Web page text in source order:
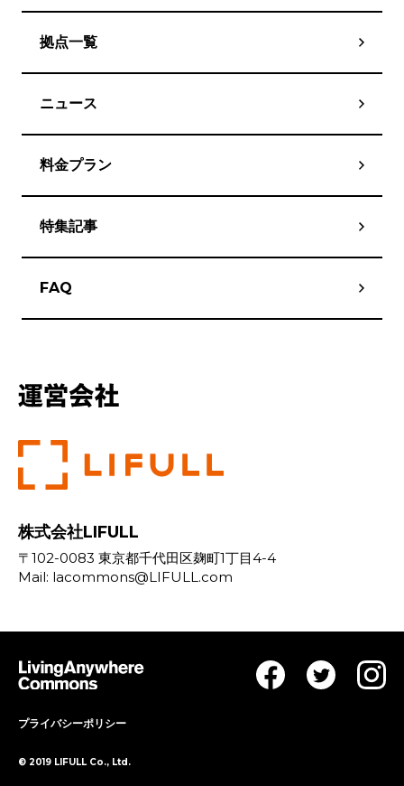
拠点一覧
ニュース
料金プラン
特集記事
FAQ
株式会社LIFULL
〒102-0083 東京都千代田区麹町1丁目4-4
Mail: lacommons@LIFULL.com
プライバシーポリシー
© 2019 LIFULL Co., Ltd.